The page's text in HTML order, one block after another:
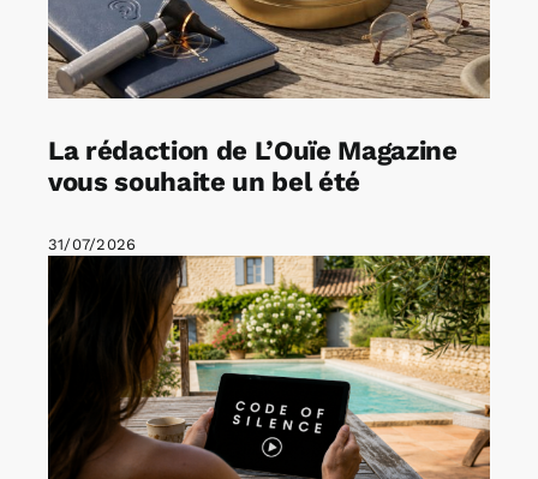
La rédaction de L’Ouïe Magazine
vous souhaite un bel été
31/07/2026